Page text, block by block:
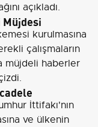
açıkladı.
kurulmasına
çalışmaların
müjdeli haberler
İttifakı'nın
ve ülkenin